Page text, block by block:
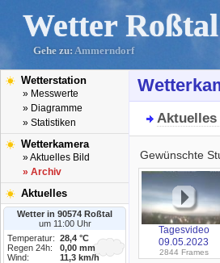
Wetter Roßtal
Gehe zu: Ammerndorf
Wetterstation
» Messwerte
» Diagramme
» Statistiken
Wetterkamera
» Aktuelles Bild
» Archiv
Aktuelles
Wetter in 90574 Roßtal
um 11:00 Uhr
Temperatur:
28,4 °C
Regen 24h:
0,00 mm
Wind:
11,3 km/h
Gewünschte
Tagesvideo
09.05.2023
2844 Frames